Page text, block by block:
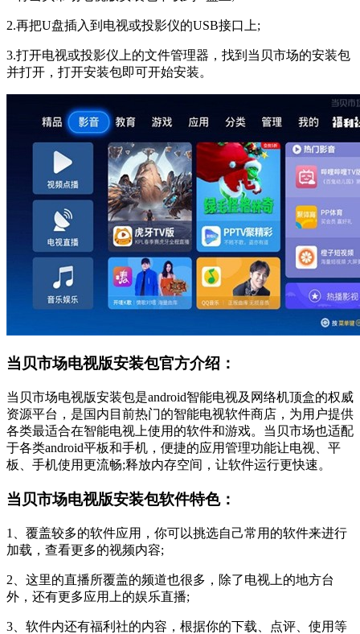
2.再把U盘插入到电视或投影仪的USB接口上;
3.打开电视或投影仪上的文件管理器，找到当贝市场的安装包
并打开，打开安装包即可开始安装。
当贝市场电视版安装包官方介绍：
当贝市场电视版安装包是android智能电视及网络机顶盒的权威
资源平台，是国内目前热门的智能电视软件商店，为用户提供
各类最适合在智能电视上使用的软件和游戏。当贝市场也适配
于各类android平板和手机，便捷的应用管理功能让电视、平
板、手机使用更流畅;释放内存空间，让软件运行更快速。
当贝市场电视版安装包软件特色：
1、覆盖较多的软件应用，你可以挑选自己常用的软件来进行
加载，查看更多的视频内容;
2、这里的直播所覆盖的频道也很多，除了电视上的地方台
外，还有更多应用上的娱乐直播;
3、软件内还有福利社的内容，根据你的下载、点评、使用等